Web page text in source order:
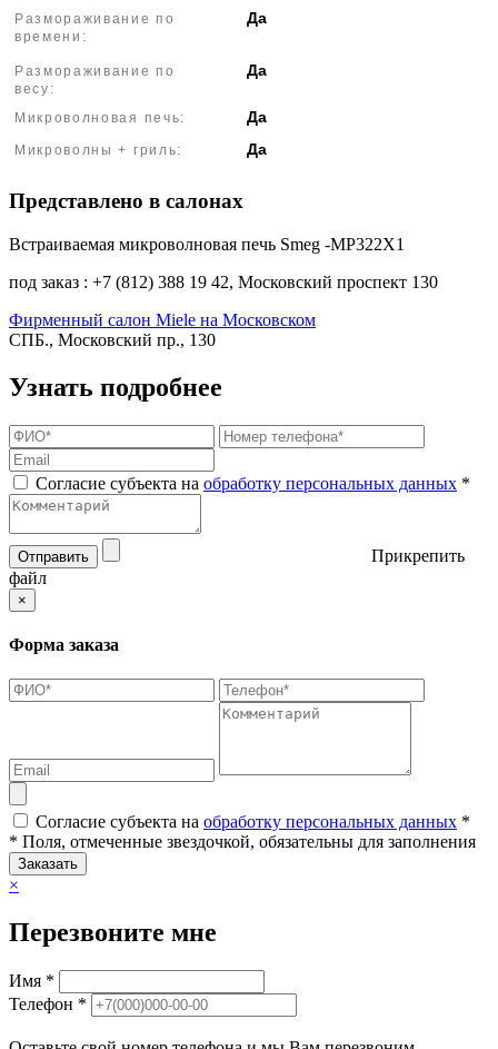
Размораживание по
времени:
Да
Размораживание по
весу:
Да
Микроволновая печь: Да
Микроволны + гриль: Да
Представлено в салонах
Встраиваемая микроволновая печь Smeg -MP322X1
под заказ : +7 (812) 388 19 42, Московский проспект 130
Фирменный салон Miele на Московском
СПБ., Московский пр., 130
Узнать подробнее
Согласие субъекта на обработку персональных данных *
Отправить
Прикрепить
файл
×
Форма заказа
Согласие субъекта на обработку персональных данных *
* Поля, отмеченные звездочкой, обязательны для заполнения
Заказать
×
Перезвоните мне
Имя *
Телефон *